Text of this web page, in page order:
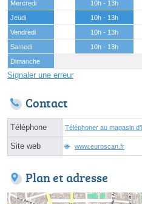
Mercredi
10h - 13h
Jeudi
10h - 13h
Vendredi
10h - 13h
Samedi
10h - 13h
Dimanche
Signaler une erreur
Contact
Téléphone Téléphoner au magasin
Site web www.euroscan.fr
Plan et adresse